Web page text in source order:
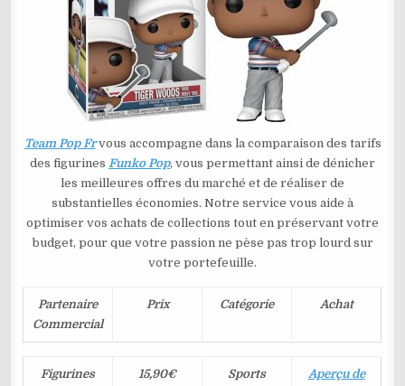
Team Pop Frvous accompagne dans la comparaison des tarifs
des figurines Funko Pop, vous permettant ainsi de dénicher
les meilleures offres du marché et de réaliser de
substantielles économies. Notre service vous aide à
optimiser vos achats de collections tout en préservant votre
budget, pour que votre passion ne pèse pas trop lourd sur
votre portefeuille.
Partenaire
Commercial
Prix Catégorie Achat
Figurines
15,90€ Sports
Aperçu de